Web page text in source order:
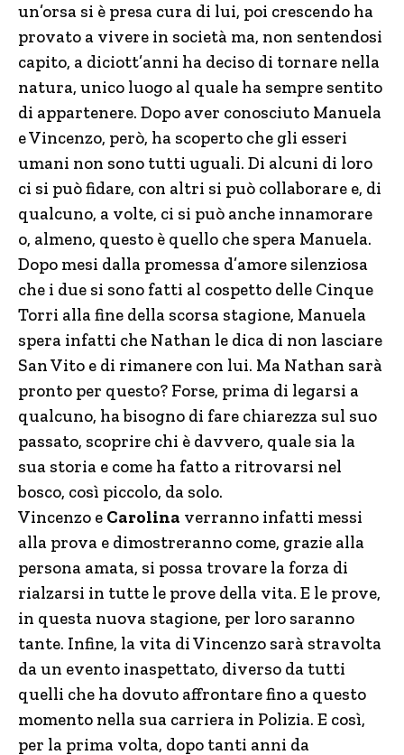
un’orsa si è presa cura di lui, poi crescendo ha
provato a vivere in società ma, non sentendosi
capito, a diciott’anni ha deciso di tornare nella
natura, unico luogo al quale ha sempre sentito
di appartenere. Dopo aver conosciuto Manuela
e Vincenzo, però, ha scoperto che gli esseri
umani non sono tutti uguali. Di alcuni di loro
ci si può fidare, con altri si può collaborare e, di
qualcuno, a volte, ci si può anche innamorare
o, almeno, questo è quello che spera Manuela.
Dopo mesi dalla promessa d’amore silenziosa
che i due si sono fatti al cospetto delle Cinque
Torri alla fine della scorsa stagione, Manuela
spera infatti che Nathan le dica di non lasciare
San Vito e di rimanere con lui. Ma Nathan sarà
pronto per questo? Forse, prima di legarsi a
qualcuno, ha bisogno di fare chiarezza sul suo
passato, scoprire chi è davvero, quale sia la
sua storia e come ha fatto a ritrovarsi nel
bosco, così piccolo, da solo.
Vincenzo e Carolina verranno infatti messi
alla prova e dimostreranno come, grazie alla
persona amata, si possa trovare la forza di
rialzarsi in tutte le prove della vita. E le prove,
in questa nuova stagione, per loro saranno
tante. Infine, la vita di Vincenzo sarà stravolta
da un evento inaspettato, diverso da tutti
quelli che ha dovuto affrontare fino a questo
momento nella sua carriera in Polizia. E così,
per la prima volta, dopo tanti anni da